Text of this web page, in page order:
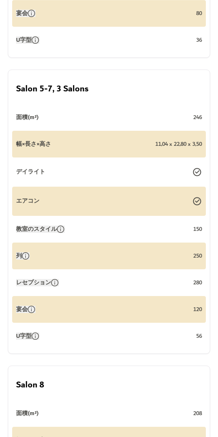
宴会 80
U字型 36
Salon 5-7, 3 Salons
面積(m²) 246
幅×長さ×高さ 11,04 x 22,80 x 3,50
デイライト
エアコン
教室のスタイル 150
列 250
レセプション 280
宴会 120
U字型 56
Salon 8
面積(m²) 208